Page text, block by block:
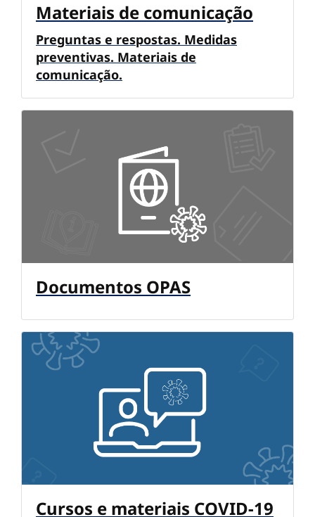
Materiais de comunicação
Preguntas e respostas. Medidas
preventivas. Materiais de
comunicação.
Documentos OPAS
Cursos e materiais COVID-19